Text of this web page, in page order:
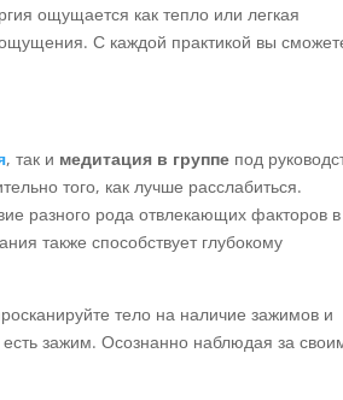
ощущается как тепло или легкая
С каждой практикой вы
, так и медитация в группе под
того, как лучше расслабиться.
разного рода отвлекающих факторов в
также способствует глубокому
тело на наличие зажимов и
зажим. Осознанно наблюдая за